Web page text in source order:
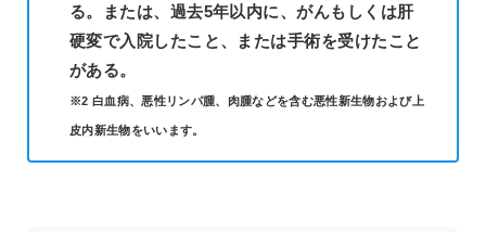
る。または、過去5年以内に、がんもしくは肝
硬変で入院したこと、または手術を受けたこと
がある。
※2 白血病、悪性リンパ腫、肉腫などを含む悪性新生物および上
皮内新生物をいいます。